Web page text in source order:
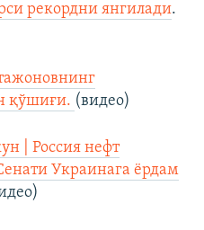
рекордни янгилади.
қўшиғи. (видео)
| Россия нефт
Украинага ёрдам